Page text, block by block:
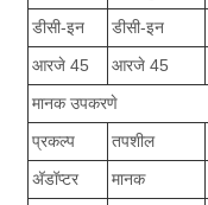
डीसी-इन डीसी-इन
आरजे 45
आरजे 45
मानक उपकरणे
प्रकल्प
तपशील
अ‍ॅडॉप्टर
मानक